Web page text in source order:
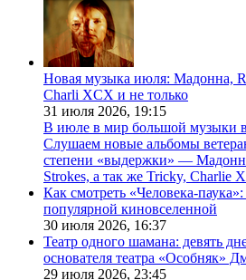
Новая музыка июля: Мадонна,
Charli XCX и не только
31 июля 2026, 19:15
В июле в мир большой музыки
Слушаем новые альбомы
степени «выдержки» —
Strokes, а так же Tricky, Charlie
Как смотреть «Человека-
популярной киновселенной
30 июля 2026, 16:37
Театр одного шамана: девять
основателя театра «Особняк»
29 июля 2026, 23:45